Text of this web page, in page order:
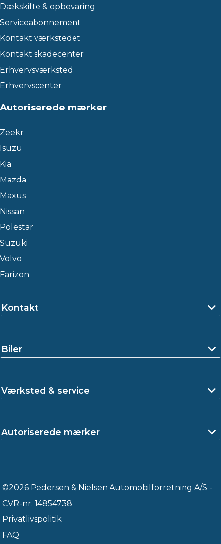
Dækskifte & opbevaring
Serviceabonnement
Kontakt værkstedet
Kontakt skadecenter
Erhvervsværksted
Erhvervscenter
Autoriserede mærker
Zeekr
Isuzu
Kia
Mazda
Maxus
Nissan
Polestar
Suzuki
Volvo
Farizon
Kontakt
Biler
Værksted & service
Autoriserede mærker
©2026 Pedersen & Nielsen Automobilforretning A/S -
CVR-nr. 14854738
Privatlivspolitik
FAQ